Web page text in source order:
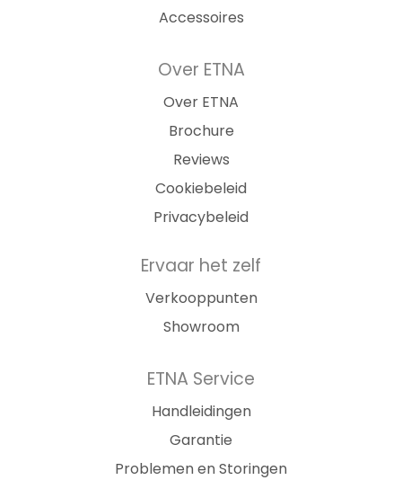
Accessoires
Over ETNA
Over ETNA
Brochure
Reviews
Cookiebeleid
Privacybeleid
Ervaar het zelf
Verkooppunten
Showroom
ETNA Service
Handleidingen
Garantie
Problemen en Storingen